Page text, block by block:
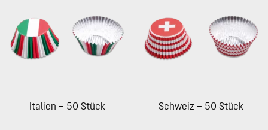
Italien – 50 Stück Schweiz – 50 Stück